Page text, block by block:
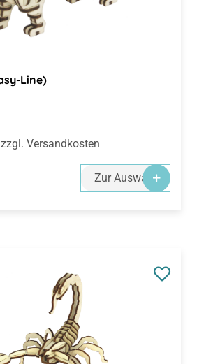
Line)
Versandkosten
Zur Auswahl